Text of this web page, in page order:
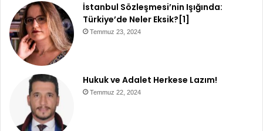
İstanbul Sözleşmesi’nin Işığında:
Türkiye’de Neler Eksik?[1]
Temmuz 23, 2024
Hukuk ve Adalet Herkese Lazım!
Temmuz 22, 2024